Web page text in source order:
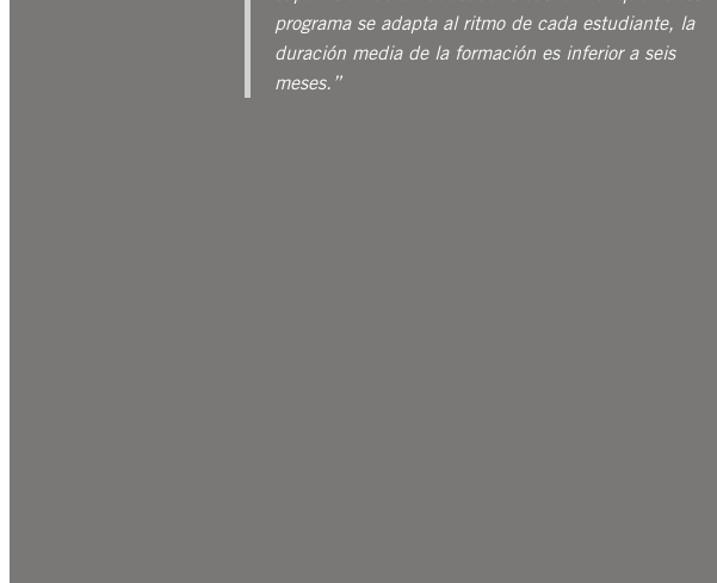
programa se adapta al ritmo de cada estudiante, la
duración media de la formación es inferior a seis
meses.”